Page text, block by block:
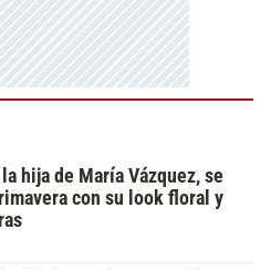
hija de María Vázquez, se
con su look floral y